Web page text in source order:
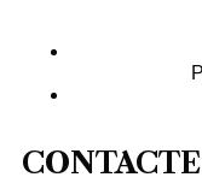
CONTACTE